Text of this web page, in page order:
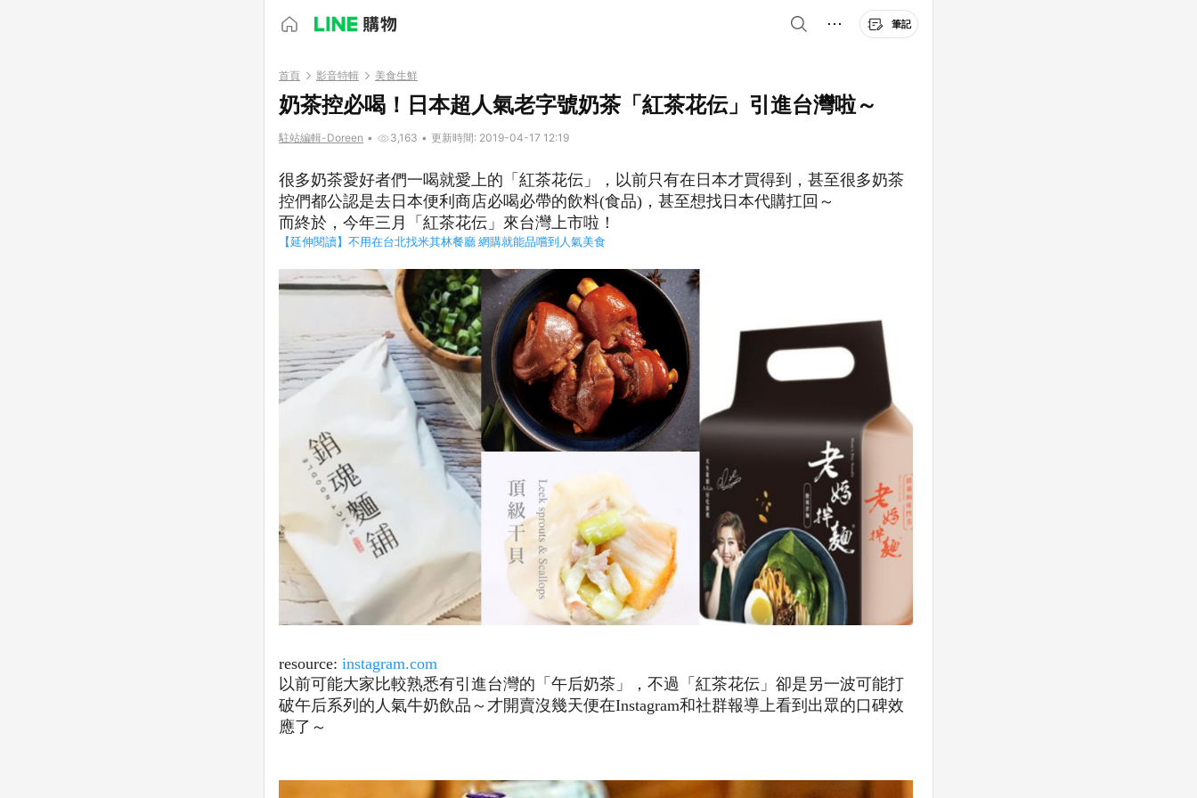
筆記
首頁 影音特輯 美食生鮮
奶茶控必喝！日本超人氣老字號奶茶「紅茶花伝」引進台灣啦～
駐站編輯-Doreen • 3,163 • 更新時間: 2019-04-17 12:19
很多奶茶愛好者們一喝就愛上的「紅茶花伝」，以前只有在日本才買得到，甚至很多奶茶
控們都公認是去日本便利商店必喝必帶的飲料(食品)，甚至想找日本代購扛回～
而終於，今年三月「紅茶花伝」來台灣上市啦！
【延伸閱讀】不用在台北找米其林餐廳 網購就能品嚐到人氣美食
resource: instagram.com
以前可能大家比較熟悉有引進台灣的「午后奶茶」，不過「紅茶花伝」卻是另一波可能打
破午后系列的人氣牛奶飲品～才開賣沒幾天便在Instagram和社群報導上看到出眾的口碑效
應了～